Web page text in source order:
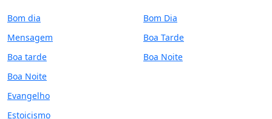
Bom dia
Mensagem
Boa tarde
Boa Noite
Evangelho
Estoicismo
Bom Dia
Boa Tarde
Boa Noite